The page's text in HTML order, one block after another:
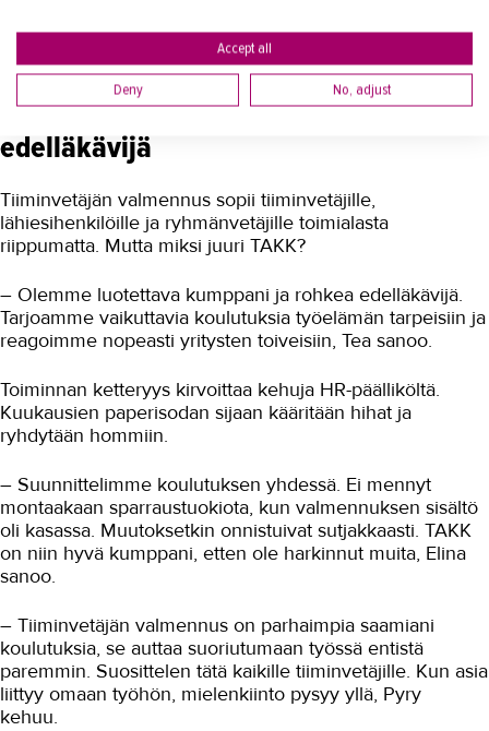
Muutostilanteissakaan ei tule vastarintaa samaan malliin,
kun kykenee tuomaan esiin positiiviset seuraukset.
Luotettava kumppani ja rohkea
edelläkävijä
Tiiminvetäjän valmennus sopii tiiminvetäjille,
lähiesihenkilöille ja ryhmänvetäjille toimialasta
riippumatta. Mutta miksi juuri TAKK?
– Olemme luotettava kumppani ja rohkea edelläkävijä.
Tarjoamme vaikuttavia koulutuksia työelämän tarpeisiin ja
reagoimme nopeasti yritysten toiveisiin, Tea sanoo.
Toiminnan ketteryys kirvoittaa kehuja HR-päälliköltä.
Kuukausien paperisodan sijaan kääritään hihat ja
ryhdytään hommiin.
– Suunnittelimme koulutuksen yhdessä. Ei mennyt
montaakaan sparraustuokiota, kun valmennuksen sisältö
oli kasassa. Muutoksetkin onnistuivat sutjakkaasti. TAKK
on niin hyvä kumppani, etten ole harkinnut muita, Elina
sanoo.
– Tiiminvetäjän valmennus on parhaimpia saamiani
koulutuksia, se auttaa suoriutumaan työssä entistä
paremmin. Suosittelen tätä kaikille tiiminvetäjille. Kun asia
liittyy omaan työhön, mielenkiinto pysyy yllä, Pyry
kehuu.
Accept all
Deny No, adjust